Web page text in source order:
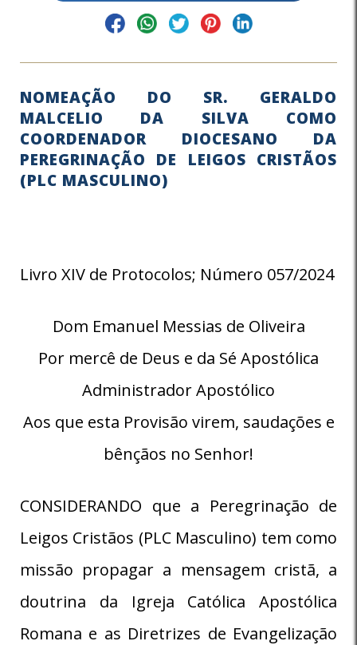
NOMEAÇÃO DO SR. GERALDO
MALCELIO DA SILVA COMO
COORDENADOR DIOCESANO DA
PEREGRINAÇÃO DE LEIGOS CRISTÃOS
(PLC MASCULINO)
Livro XIV de Protocolos; Número 057/2024
Dom Emanuel Messias de Oliveira
Por mercê de Deus e da Sé Apostólica
Administrador Apostólico
Aos que esta Provisão virem, saudações e
bênçãos no Senhor!
CONSIDERANDO que a Peregrinação de
Leigos Cristãos (PLC Masculino) tem como
missão propagar a mensagem cristã, a
doutrina da Igreja Católica Apostólica
Romana e as Diretrizes de Evangelização